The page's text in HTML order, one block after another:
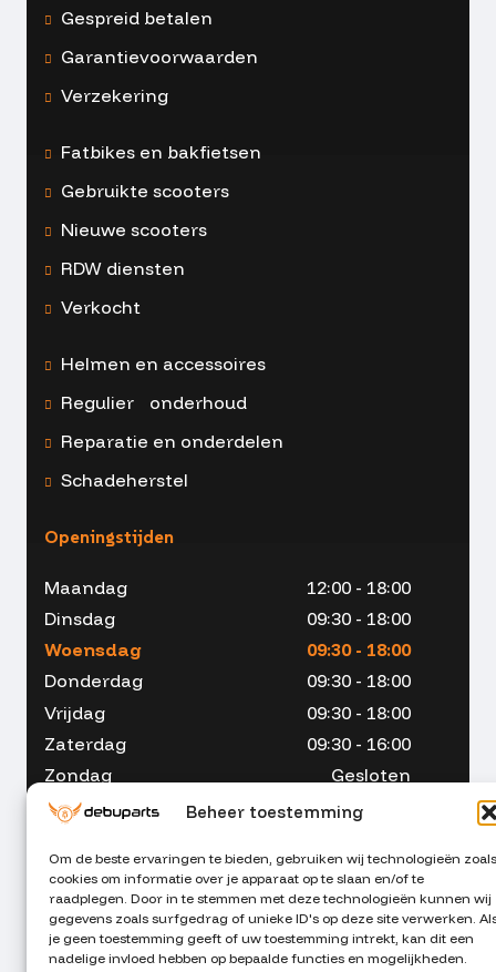
Beheer toestemming
Om de beste ervaringen te bieden, gebruiken wij technologieën zoals
cookies om informatie over je apparaat op te slaan en/of te
raadplegen. Door in te stemmen met deze technologieën kunnen wij
gegevens zoals surfgedrag of unieke ID's op deze site verwerken.
je geen toestemming geeft of uw toestemming intrekt, kan dit een
nadelige invloed hebben op bepaalde functies en mogelijkheden.
Gespreid betalen
Garantievoorwaarden
Verzekering
Fatbikes en bakfietsen
Gebruikte scooters
Nieuwe scooters
RDW diensten
Verkocht
Helmen en accessoires
Regulier onderhoud
Reparatie en onderdelen
Schadeherstel
Openingstijden
Maandag
12:00 - 18:00
Dinsdag
09:30 - 18:00
Woensdag
09:30 - 18:00
Donderdag
09:30 - 18:00
Vrijdag
09:30 - 18:00
Zaterdag
09:30 - 16:00
Zondag
Gesloten
053 - 234 00 90
info@debuparts.nl